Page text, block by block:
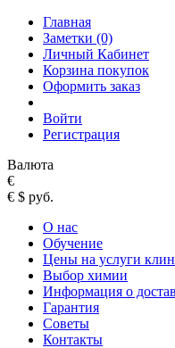
Главная
Заметки (0)
Личный Кабинет
Корзина покупок
Оформить заказ
Войти
Регистрация
Валюта
€
€ $ руб.
О нас
Обучение
Цены на услуги
Выбор химии
Информация о
Гарантия
Советы
Контакты